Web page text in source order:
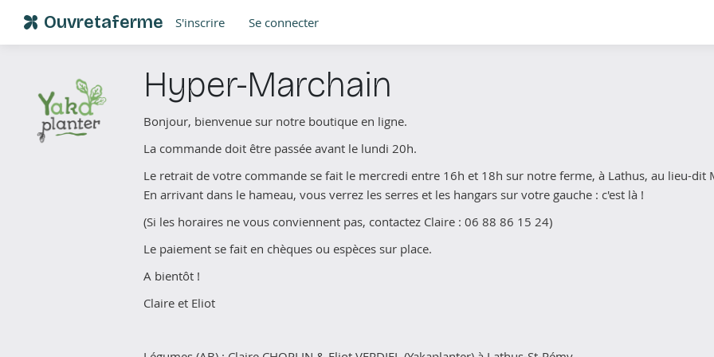
Ouvretaferme S'inscrire Se connecter
Hyper-Marchain
Bonjour, bienvenue sur notre boutique en ligne.
La commande doit être passée avant le lundi 20h.
Le retrait de votre commande se fait le mercredi entre 16h et 18h sur notre ferme, à Lathus, au lieu-dit
En arrivant dans le hameau, vous verrez les serres et les hangars sur votre gauche : c'est là !
(Si les horaires ne vous conviennent pas, contactez Claire : 06 88 86 15 24)
Le paiement se fait en chèques ou espèces sur place.
A bientôt !
Claire et Eliot